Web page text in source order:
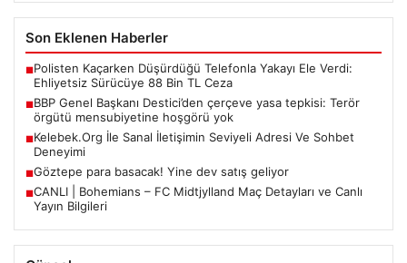
Son Eklenen Haberler
■Polisten Kaçarken Düşürdüğü Telefonla Yakayı Ele Verdi:
Ehliyetsiz Sürücüye 88 Bin TL Ceza
■BBP Genel Başkanı Destici’den çerçeve yasa tepkisi: Terör
örgütü mensubiyetine hoşgörü yok
■Kelebek.Org İle Sanal İletişimin Seviyeli Adresi Ve Sohbet
Deneyimi
■Göztepe para basacak! Yine dev satış geliyor
■CANLI | Bohemians – FC Midtjylland Maç Detayları ve Canlı
Yayın Bilgileri